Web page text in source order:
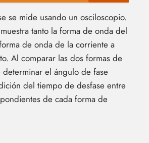
se mide usando un osciloscopio.
tanto la forma de onda del
de onda de la corriente a
Al comparar las dos formas de
el ángulo de fase
del tiempo de desfase entre
de cada forma de